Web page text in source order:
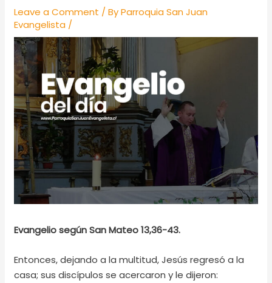
Leave a Comment / ByParroquia San Juan
Evangelista /
Evangelio según San Mateo 13,36-43.
Entonces, dejando a la multitud, Jesús regresó a la
casa; sus discípulos se acercaron y le dijeron: